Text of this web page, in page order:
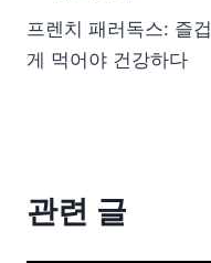
프렌치 패러독스: 즐겁
게 먹어야 건강하다
관련 글